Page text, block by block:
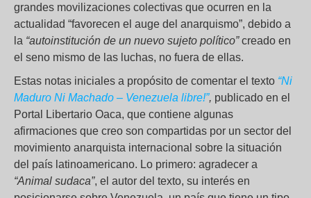
grandes movilizaciones colectivas que ocurren en la
actualidad “favorecen el auge del anarquismo”, debido a
la “autoinstitución de un nuevo sujeto político”creado en
el seno mismo de las luchas, no fuera de ellas.
Estas notas iniciales a propósito de comentar el texto “Ni
Maduro Ni Machado – Venezuela libre!”, publicado en el
Portal Libertario Oaca, que contiene algunas
afirmaciones que creo son compartidas por un sector del
movimiento anarquista internacional sobre la situación
del país latinoamericano. Lo primero: agradecer a
“Animal sudaca”, el autor del texto, su interés en